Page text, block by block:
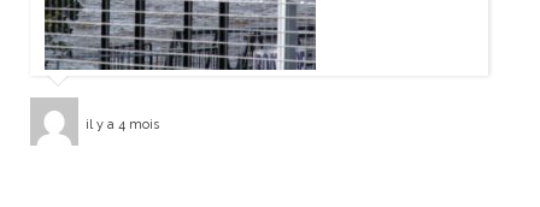
il y a 4 mois